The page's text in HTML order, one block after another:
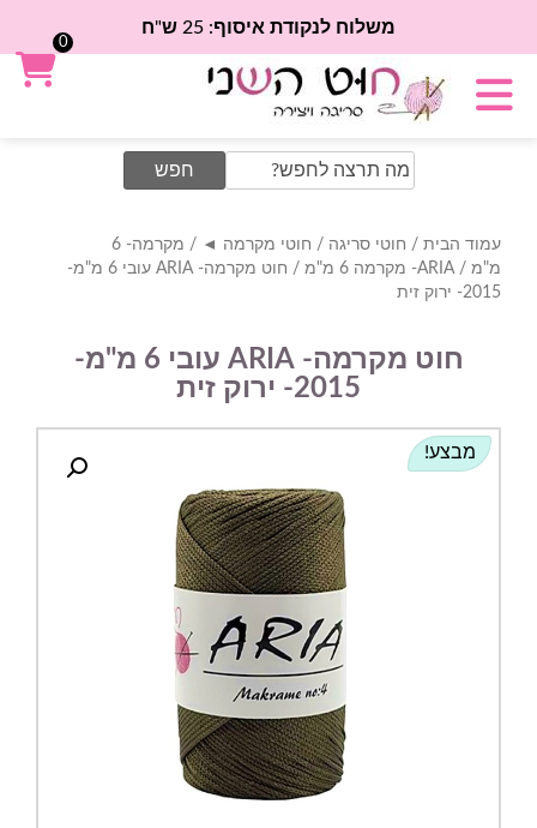
משלוח לנקודת איסוף: 25 ש"ח
Search
for:
עמוד הבית / חוטי סריגה / חוטי מקרמה ◄ /
מקרמה- 6
מ"מ /ARIA- מקרמה 6 מ"מ
/ חוט מקרמה- ARIA עובי 6 מ"מ-
2015- ירוק זית
חוט מקרמה- ARIA עובי 6 מ"מ-
2015- ירוק זית
מבצע!
0